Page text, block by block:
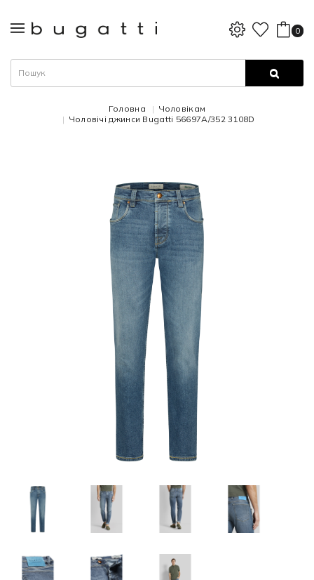
0
Головна
Чоловікам
Чоловічі джинси Bugatti 56697A/352 3108D